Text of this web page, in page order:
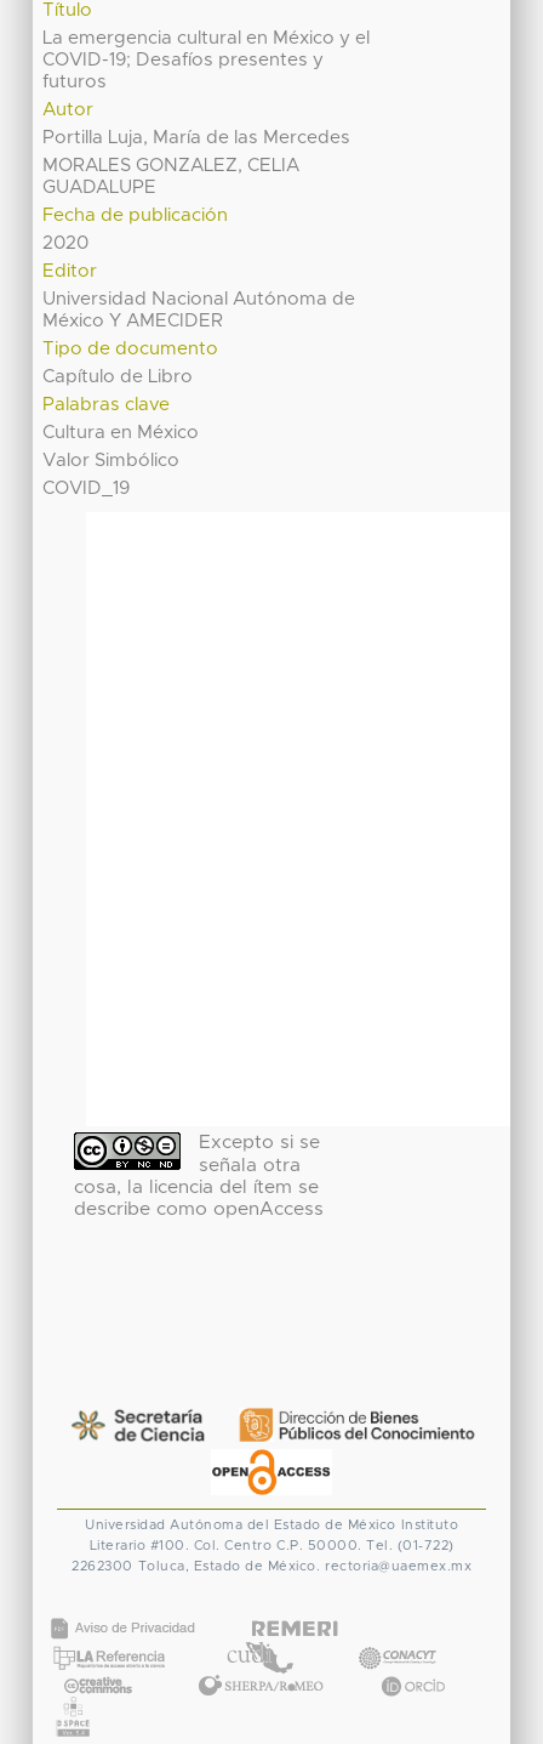
Título
La emergencia cultural en México y el
COVID-19; Desafíos presentes y
futuros
Autor
Portilla Luja, María de las Mercedes
MORALES GONZALEZ, CELIA
GUADALUPE
Fecha de publicación
2020
Editor
Universidad Nacional Autónoma de
México Y AMECIDER
Tipo de documento
Capítulo de Libro
Palabras clave
Cultura en México
Valor Simbólico
COVID_19
Excepto si se
señala otra
cosa, la licencia del ítem se
describe como openAccess
Universidad Autónoma del Estado de México
Instituto
Literario #100. Col. Centro C.P. 50000. Tel. (01-722)
2262300 Toluca, Estado de México. rectoria@uaemex.mx